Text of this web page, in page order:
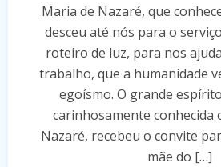
Maria de Nazaré, que
desceu até nós para o
roteiro de luz, para nos
trabalho, que a humanidade
egoísmo. O grande
carinhosamente conhecida
Nazaré, recebeu o convite
mãe do […]